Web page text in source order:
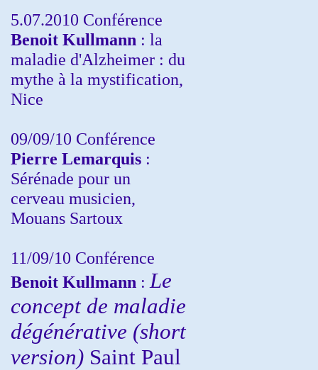
5.07.2010 Conférence
Benoit Kullmann : la
maladie d'Alzheimer : du
mythe à la mystification,
Nice
09/09/10 Conférence
Pierre Lemarquis :
Sérénade pour un
cerveau musicien,
Mouans Sartoux
11/09/10 Conférence
Benoit Kullmann : Le
concept de maladie
dégénérative (short
version) Saint Paul